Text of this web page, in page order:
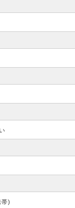
帯)